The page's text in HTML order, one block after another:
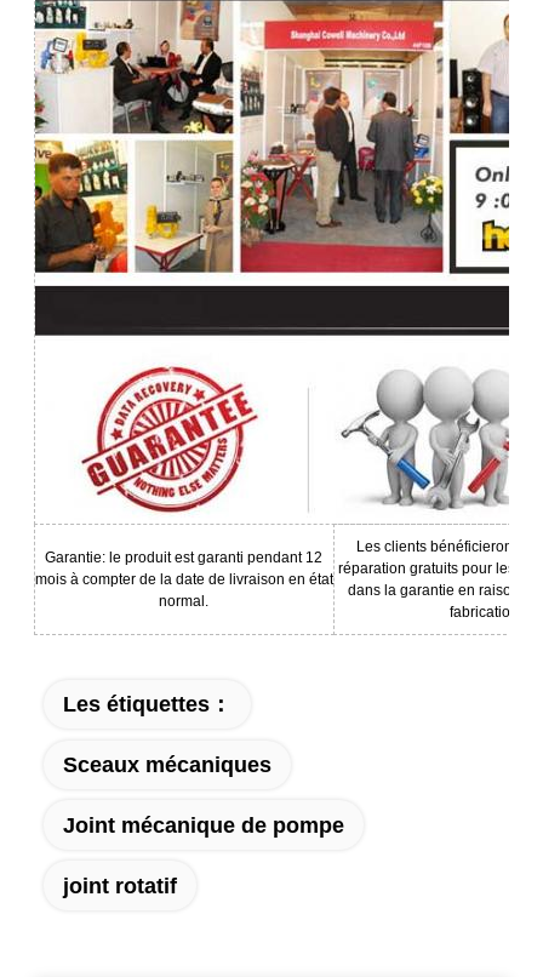
Garantie: le produit est garanti pendant 12
mois à compter de la date de livraison en état
normal.
Les clients bénéficieront de
réparation gratuits pour les
dans la garantie en raison
fabrication;
Les étiquettes：
Sceaux mécaniques
Joint mécanique de pompe
joint rotatif